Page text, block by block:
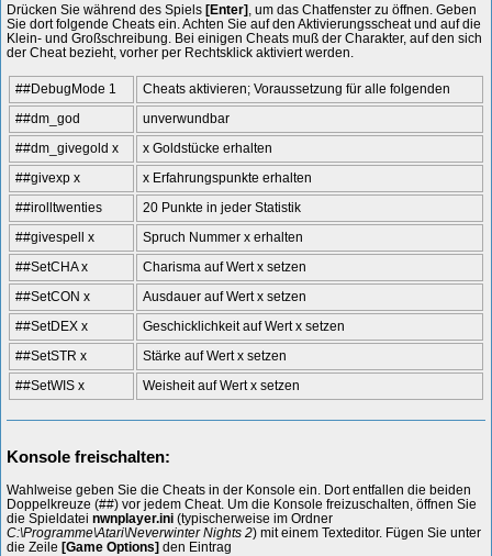
Drücken Sie während des Spiels [Enter] , um das Chatfenster zu öffnen. Geben
Sie dort folgende Cheats ein. Achten Sie auf den Aktivierungsscheat und auf die
Klein- und Großschreibung. Bei einigen Cheats muß der Charakter, auf den sich
der Cheat bezieht, vorher per Rechtsklick aktiviert werden.
##DebugMode 1
Cheats aktivieren; Voraussetzung für alle folgenden
##dm_god
unverwundbar
##dm_givegold x
x Goldstücke erhalten
##givexp x
x Erfahrungspunkte erhalten
##irolltwenties
20 Punkte in jeder Statistik
##givespell x
Spruch Nummer x erhalten
##SetCHA x
Charisma auf Wert x setzen
##SetCON x
Ausdauer auf Wert x setzen
##SetDEX x
Geschicklichkeit auf Wert x setzen
##SetSTR x
Stärke auf Wert x setzen
##SetWIS x
Weisheit auf Wert x setzen
Konsole freischalten:
Wahlweise geben Sie die Cheats in der Konsole ein. Dort entfallen die beiden
Doppelkreuze (##) vor jedem Cheat. Um die Konsole freizuschalten, öffnen Sie
die Spieldatei nwnplayer.ini (typischerweise im Ordner
C:\Programme\Atari\Neverwinter Nights 2) mit einem Texteditor. Fügen Sie unter
die Zeile [Game Options] den Eintrag